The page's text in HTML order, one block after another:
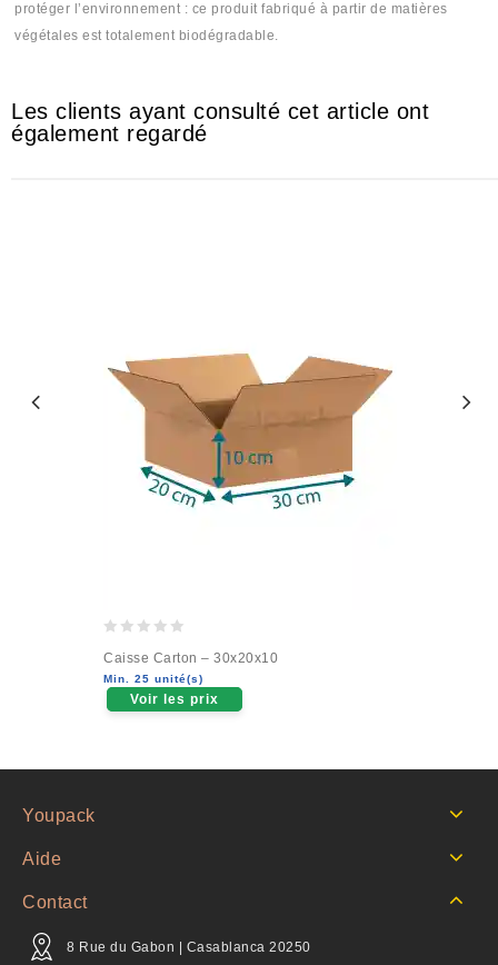
protéger l’environnement : ce produit fabriqué à partir de matières
végétales est totalement biodégradable.
Les clients ayant consulté cet article ont
également regardé
out
of
5
Caisse Carton – 30x20x10
Min. 25 unité(s)
Voir les prix
Youpack
Aide
Contact
8 Rue du Gabon | Casablanca 20250